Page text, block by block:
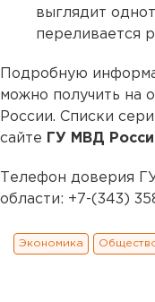
выглядит
переливается
Подробную
можно получить на
России. Списки
сайте
ГУ МВД
Телефон доверия
области: +7-(343)
Экономика